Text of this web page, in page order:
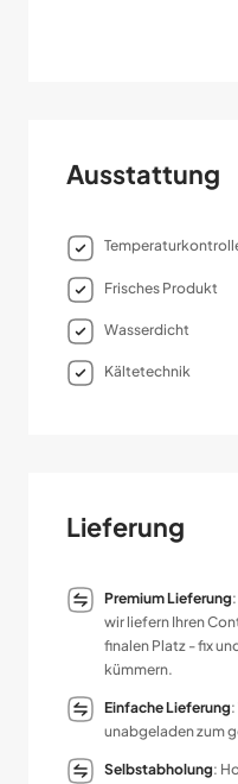
Ausstattung
Frisches Produkt
Wasserdicht
Kältetechnik
Lieferung
Premium Lieferung
wir liefern Ihren
finalen Platz - fix
kümmern.
Einfache Lieferung
unabgeladen zum
Selbstabholung: